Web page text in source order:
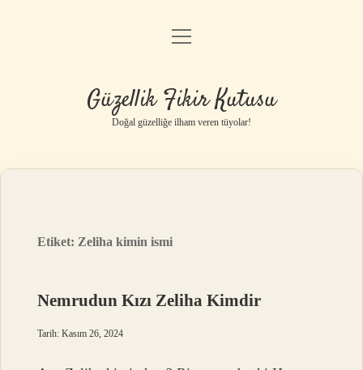
Anasayfa
Yasal Uyarı
menüyü
Güzellik Fikir Kutusu
Doğal güzelliğe ilham veren tüyolar!
Etiket: Zeliha kimin ismi
Nemrudun Kızı Zeliha Kimdir
Tarih: Kasım 26, 2024